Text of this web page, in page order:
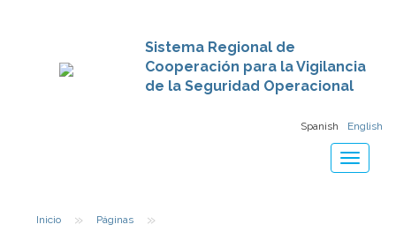
Sistema Regional de
Cooperación para la Vigilancia
de la Seguridad Operacional
Spanish English
Toggle
Inicio » Páginas »